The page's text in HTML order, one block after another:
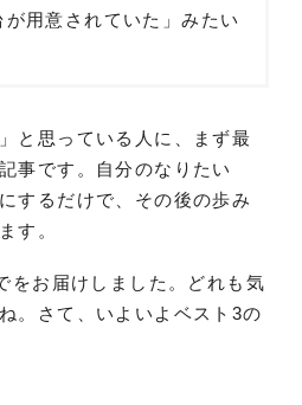
用意されていた」みたい
と思っている人に、まず最
事です。自分のなりたい
するだけで、その後の歩み
す。
をお届けしました。どれも気
。さて、いよいよベスト3の